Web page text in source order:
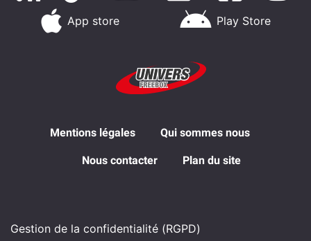
App store Play Store
Mentions légales Qui sommes nous
Nous contacter Plan du site
Gestion de la confidentialité (RGPD)